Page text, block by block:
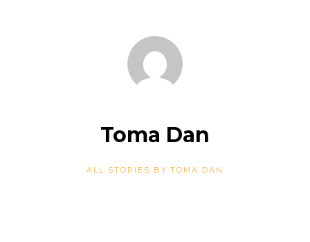
Toma Dan
ALL STORIES BY:TOMA DAN